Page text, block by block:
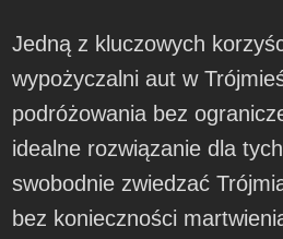
Jedną z kluczowych
wypożyczalni aut w
podróżowania bez
idealne rozwiązanie dla
swobodnie zwiedzać
bez konieczności